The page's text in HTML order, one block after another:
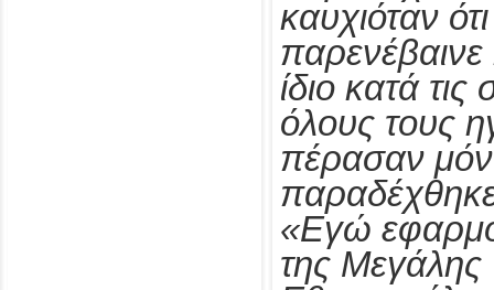
καυχιόταν
ίδιο κατά
όλους τους
πέρασαν
παραδέχθηκε
«Εγώ
της Μεγάλης